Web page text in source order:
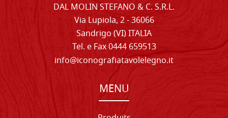
DAL MOLIN STEFANO & C. S.R.L.
Via Lupiola, 2 - 36066
Sandrigo (VI) ITALIA
Tel. e Fax 0444 659513
info@iconografiatavolelegno.it
MENU